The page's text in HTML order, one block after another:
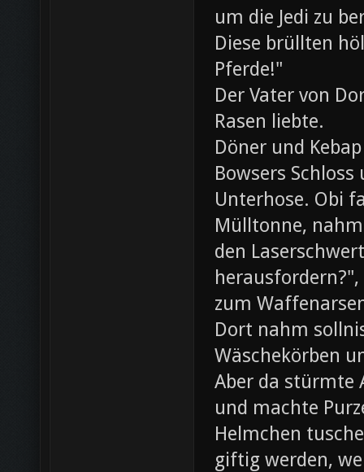
um die Jedi zu
Diese brüllten
Pferde!"
Der Vater von
Rasen liebte.
Döner und
Bowsers
Unterhose. Obi
Mülltonne,
den
zum
Dort nahm
Wäschekörben
Aber da stürmte
und machte
Helmchen
giftig werden,